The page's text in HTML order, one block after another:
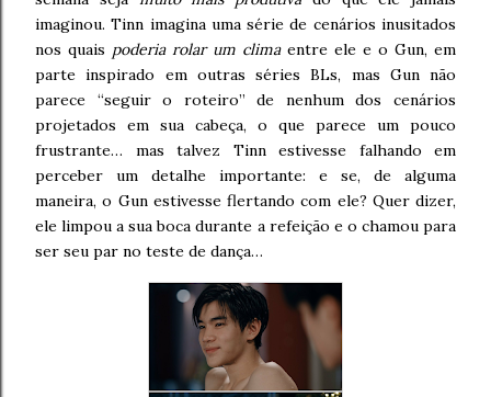
imaginou. Tinn imagina uma série de cenários inusitados
nos quais poderia rolar um climaentre ele e o Gun, em
parte inspirado em outras séries BLs, mas Gun não
parece “seguir o roteiro” de nenhum dos cenários
projetados em sua cabeça, o que parece um pouco
frustrante… mas talvez Tinn estivesse falhando em
perceber um detalhe importante: e se, de alguma
maneira, o Gun estivesse flertando com ele? Quer dizer,
ele limpou a sua boca durante a refeição e o chamou para
ser seu par no teste de dança…